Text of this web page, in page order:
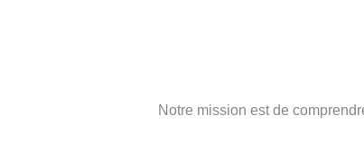
Notre mission est de